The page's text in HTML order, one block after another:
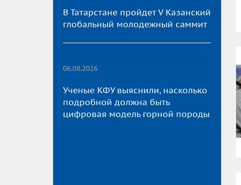
В Татарстане пройдет V Казанский
глобальный молодежный саммит
06.08.2026
Ученые КФУ выяснили, насколько
подробной должна быть
цифровая модель горной породы